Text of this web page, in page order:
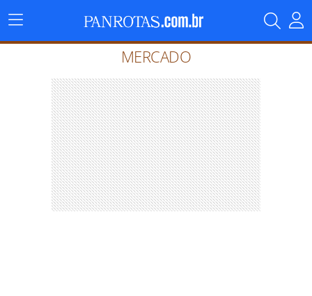
Menu
Principal
MERCADO